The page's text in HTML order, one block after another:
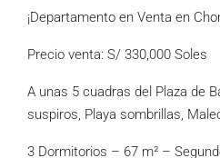
¡Departamento en Venta en
Precio venta: S/ 330,000 Soles
A unas 5 cuadras del Plaza de
suspiros, Playa sombrillas,
3 Dormitorios – 67 m² –